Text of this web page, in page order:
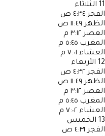
11 الثلاثاء
الفجر ٤:٣٤ ص
الظهر ١١:٤٩ ص
العصر ٣:١٢ م
المغرب ٥:٤٥ م
العشاء ٧:٠١ م
12 الأربعاء
الفجر ٤:٣٢ ص
الظهر ١١:٤٩ ص
العصر ٣:١٢ م
المغرب ٥:٤٥ م
العشاء ٧:٠٢ م
13 الخميس
الفجر ٤:٣١ ص